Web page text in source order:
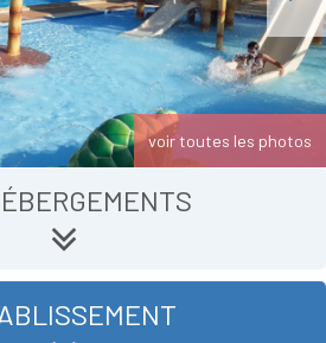
voir toutes les photos